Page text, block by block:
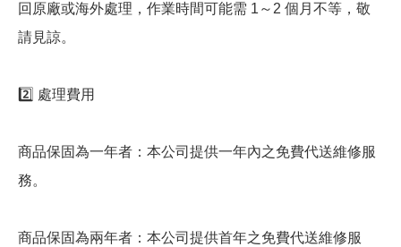
回原廠或海外處理，作業時間可能需 1～2 個月不等，敬
請見諒。
2️⃣ 處理費用
商品保固為一年者：本公司提供一年內之免費代送維修服
務。
商品保固為兩年者：本公司提供首年之免費代送維修服